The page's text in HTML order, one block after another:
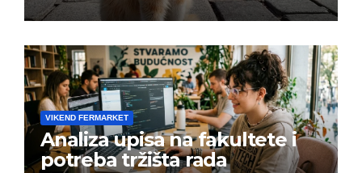
VIKEND FERMARKET
Analiza upisa na fakultete i
potreba tržišta rada